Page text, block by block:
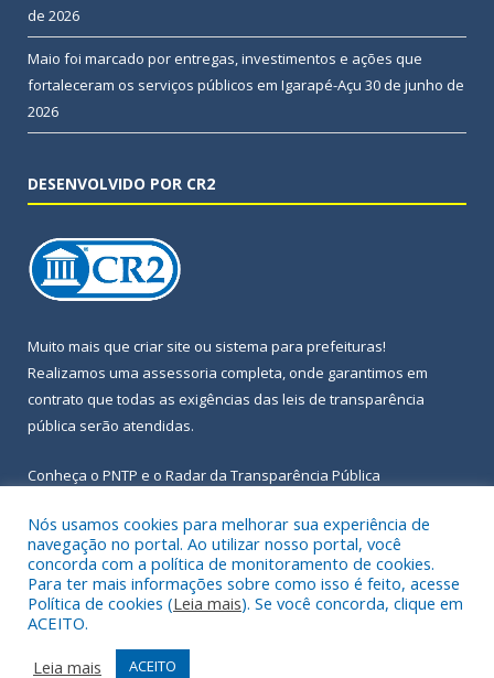
de 2026
Maio foi marcado por entregas, investimentos e ações que
fortaleceram os serviços públicos em Igarapé-Açu 30 de junho de
2026
DESENVOLVIDO POR CR2
Muito mais que criar site ou sistema para prefeituras!
Realizamos uma assessoria completa, onde garantimos em
contrato que todas as exigências das leis de transparência
pública serão atendidas.
Conheça o PNTP e o Radar da Transparência Pública
Todos os direitos reservados a Prefeitura Municipal de Igarapé-
Açu.
Frequência Online
Nós usamos cookies para melhorar sua experiência de
navegação no portal. Ao utilizar nosso portal, você
concorda com a política de monitoramento de cookies.
Para ter mais informações sobre como isso é feito, acesse
Política de cookies (Leia mais). Se você concorda, clique em
ACEITO.
Leia mais
ACEITO